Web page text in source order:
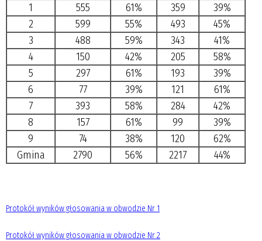
1
555 61% 359
39%
2
599 55% 493
45%
3
488 59% 343
41%
4
150 42% 205
58%
5
297 61% 193
39%
6
77 39% 121
61%
7
393 58% 284
42%
8
157 61% 99
39%
9
74 38% 120
62%
Gmina
2790 56% 2217 44%
Protokół wyników głosowania w obwodzie Nr 1
Protokół wyników głosowania w obwodzie Nr 2